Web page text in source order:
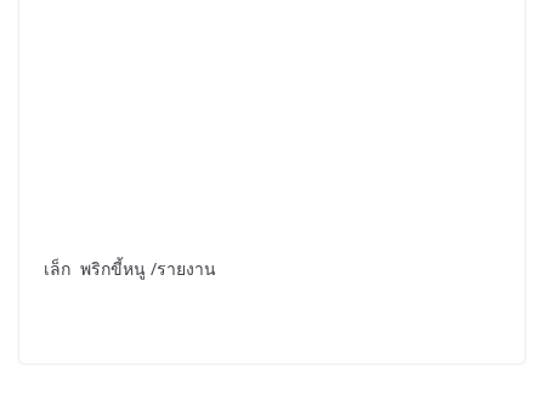
เล็ก พริกขี้หนู /รายงาน